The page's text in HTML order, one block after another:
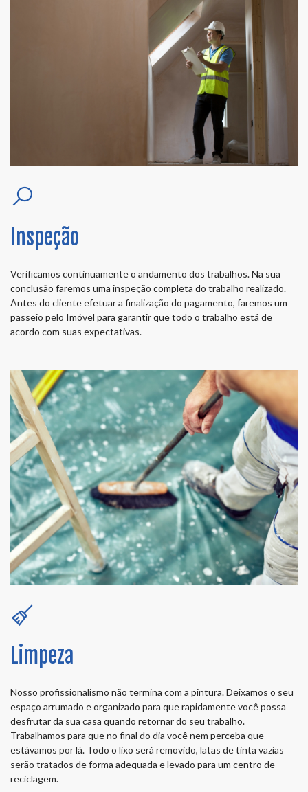
Inspeção
Verificamos continuamente o andamento dos trabalhos. Na sua
conclusão faremos uma inspeção completa do trabalho realizado.
Antes do cliente efetuar a finalização do pagamento, faremos um
passeio pelo Imóvel para garantir que todo o trabalho está de
acordo com suas expectativas.
Limpeza
Nosso profissionalismo não termina com a pintura. Deixamos o seu
espaço arrumado e organizado para que rapidamente você possa
desfrutar da sua casa quando retornar do seu trabalho.
Trabalhamos para que no final do dia você nem perceba que
estávamos por lá. Todo o lixo será removido, latas de tinta vazias
serão tratados de forma adequada e levado para um centro de
reciclagem.